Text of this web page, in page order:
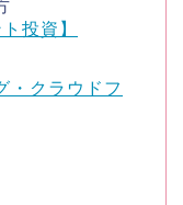
投資】
・クラウドフ